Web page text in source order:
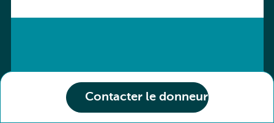
Contacter le donneur